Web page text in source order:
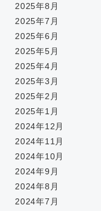
2025年8月
2025年7月
2025年6月
2025年5月
2025年4月
2025年3月
2025年2月
2025年1月
2024年12月
2024年11月
2024年10月
2024年9月
2024年8月
2024年7月